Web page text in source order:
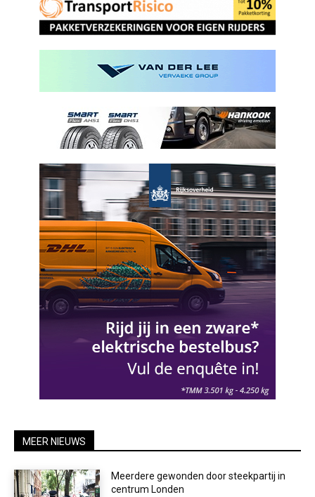
MEER NIEUWS
Meerdere gewonden door steekpartij in
centrum Londen